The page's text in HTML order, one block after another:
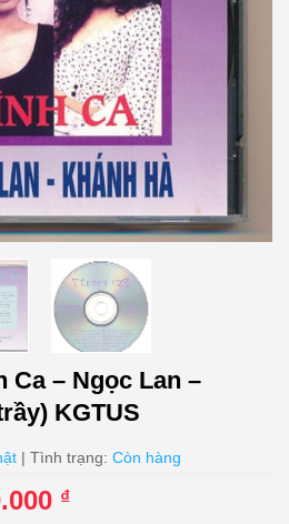
Ca – Ngọc Lan –
KGTUS
| Tình trạng: Còn hàng
₫Giá